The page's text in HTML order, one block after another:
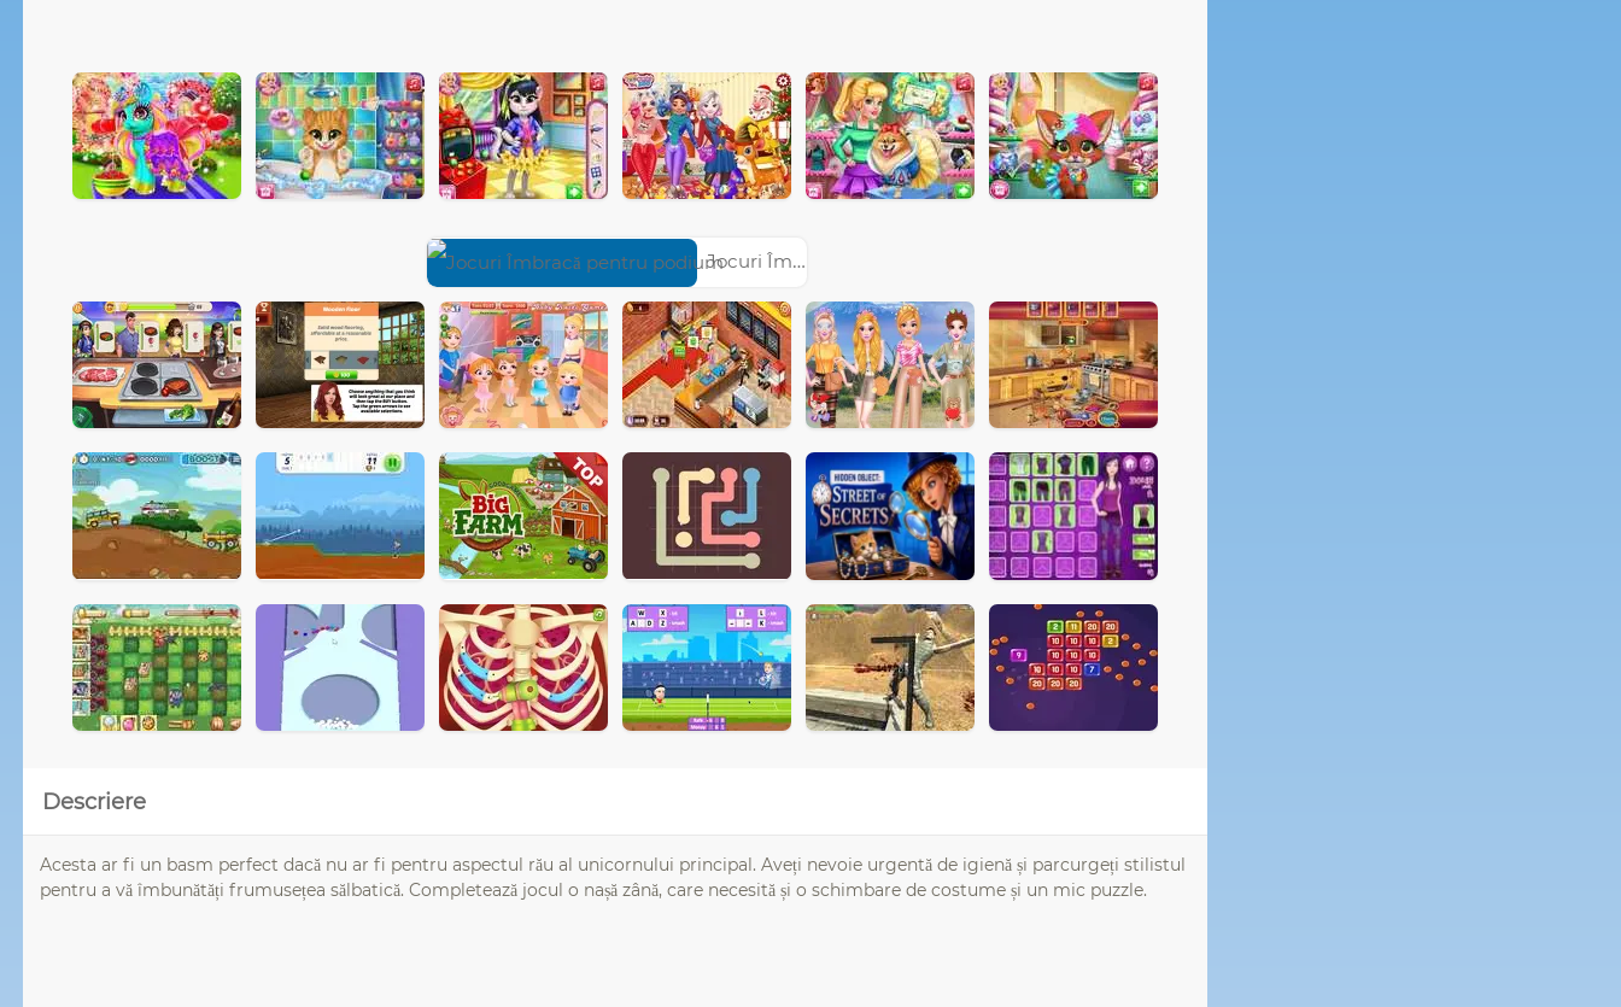
Jocuri Îmbracă pentru podium
Descriere
Acesta ar fi un basm perfect dacă nu ar fi pentru aspectul rău al unicornului principal. Aveți nevoie urgentă de igienă și parcurgeți stilistul
pentru a vă îmbunătăți frumusețea sălbatică. Completează jocul o nașă zână, care necesită și o schimbare de costume și un mic puzzle.